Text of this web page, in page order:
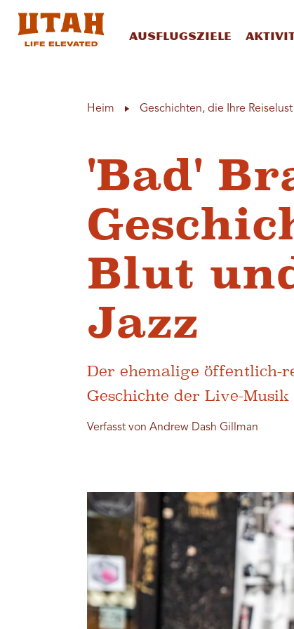
Ausflugsziele
Heim Geschichten, die Ihre
'Bad'
Blut
Jazz
Der ehemalige öffentlich-
Geschichte der Live-
Verfasst von Andrew Dash Gillman